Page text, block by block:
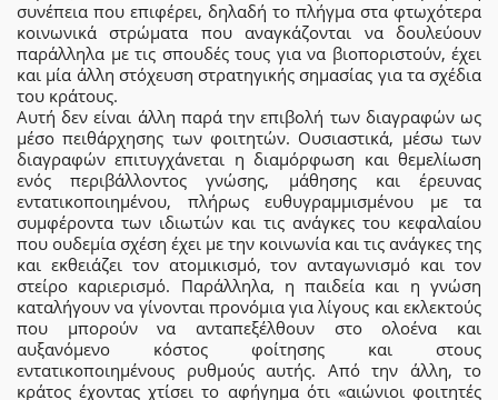
συνέπεια που επιφέρει, δηλαδή το πλήγμα στα φτωχότερα
κοινωνικά στρώματα που αναγκάζονται να δουλεύουν
παράλληλα με τις σπουδές τους για να βιοποριστούν, έχει
και μία άλλη στόχευση στρατηγικής σημασίας για τα σχέδια
του κράτους.
Αυτή δεν είναι άλλη παρά την επιβολή των διαγραφών ως
μέσο πειθάρχησης των φοιτητών. Ουσιαστικά, μέσω των
διαγραφών επιτυγχάνεται η διαμόρφωση και θεμελίωση
ενός περιβάλλοντος γνώσης, μάθησης και έρευνας
εντατικοποιημένου, πλήρως ευθυγραμμισμένου με τα
συμφέροντα των ιδιωτών και τις ανάγκες του κεφαλαίου
που ουδεμία σχέση έχει με την κοινωνία και τις ανάγκες της
και εκθειάζει τον ατομικισμό, τον ανταγωνισμό και τον
στείρο καριερισμό. Παράλληλα, η παιδεία και η γνώση
καταλήγουν να γίνονται προνόμια για λίγους και εκλεκτούς
που μπορούν να ανταπεξέλθουν στο ολοένα και
αυξανόμενο κόστος φοίτησης και στους
εντατικοποιημένους ρυθμούς αυτής. Από την άλλη, το
κράτος έχοντας χτίσει το αφήγημα ότι «αιώνιοι φοιτητές